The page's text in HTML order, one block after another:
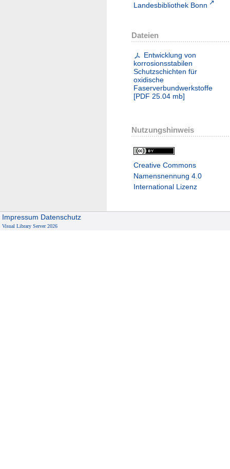
Landesbibliothek Bonn
Dateien
Entwicklung von
korrosionsstabilen
Schutzschichten für
oxidische
Faserverbundwerkstoffe
[PDF 25.04 mb]
Nutzungshinweis
Creative Commons
Namensnennung 4.0
International Lizenz
Impressum Datenschutz
Visual Library Server 2026